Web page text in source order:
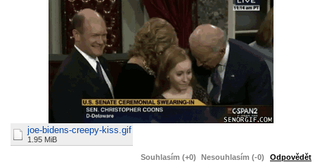
joe-bidens-creepy-kiss.gif
1.95 MiB
Souhlasím (+0) Nesouhlasím (-0) Odpovědět